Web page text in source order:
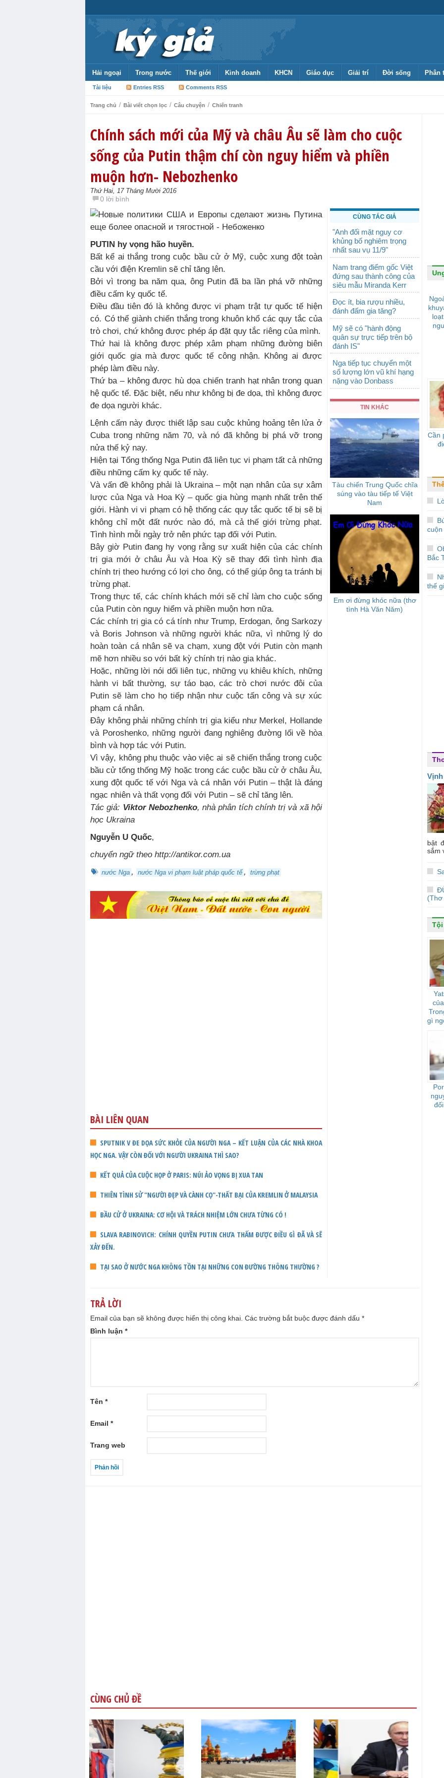
Hải ngoại Trong nước Thế giới Kinh doanh KHCN Giáo dục Giải trí Đời sống Phân
Tài liệu Entries RSS Comments RSS
Trang chủ / Bài viết chọn lọc / Câu chuyện / Chiến tranh
Chính sách mới của Mỹ và châu Âu sẽ làm cho cuộc
sống của Putin thậm chí còn nguy hiểm và phiền
muộn hơn- Nebozhenko
Thứ Hai, 17 Tháng Mười 2016
0 lời bình
PUTIN hy vọng hão huyền.
Bất kể ai thắng trong cuộc bầu cử ở Mỹ, cuộc xung đột toàn
cầu với điện Kremlin sẽ chỉ tăng lên.
Bởi vì trong ba năm qua, ông Putin đã ba lần phá vỡ những
điều cấm kỵ quốc tế.
Điều đầu tiên đó là không được vi phạm trật tự quốc tế hiện
có. Có thể giành chiến thắng trong khuôn khổ các quy tắc của
trò chơi, chứ không được phép áp đặt quy tắc riêng của mình.
Thứ hai là không được phép xâm phạm những đường biên
giới quốc gia mà được quốc tế công nhận. Không ai được
phép làm điều này.
Thứ ba – không được hù dọa chiến tranh hạt nhân trong quan
hệ quốc tế. Đặc biệt, nếu như không bị đe dọa, thì không được
đe dọa người khác.
Lệnh cấm này được thiết lập sau cuộc khủng hoảng tên lửa ở
Cuba trong những năm 70, và nó đã không bị phá vỡ trong
nửa thế kỷ nay.
Hiện tại Tổng thống Nga Putin đã liên tục vi phạm tất cả những
điều những cấm kỵ quốc tế này.
Và vấn đề không phải là Ukraina – một nạn nhân của sự xâm
lược của Nga và Hoa Kỳ – quốc gia hùng mạnh nhất trên thế
giới. Hành vi vi phạm có hệ thống các quy tắc quốc tế bị sẽ bị
không chỉ một đất nước nào đó, mà cả thế giới trừng phạt.
Tình hình mỗi ngày trở nên phức tạp đối với Putin.
Bây giờ Putin đang hy vọng rằng sự xuất hiện của các chính
trị gia mới ở châu Âu và Hoa Kỳ sẽ thay đổi tình hình địa
chính trị theo hướng có lợi cho ông, có thể giúp ông ta tránh bị
trừng phạt.
Trong thực tế, các chính khách mới sẽ chỉ làm cho cuộc sống
của Putin còn nguy hiểm và phiền muộn hơn nữa.
Các chính trị gia có cá tính như Trump, Erdogan, ông Sarkozy
và Boris Johnson và những người khác nữa, vì những lý do
hoàn toàn cá nhân sẽ va chạm, xung đột với Putin còn mạnh
mẽ hơn nhiều so với bất kỳ chính trị nào gia khác.
Hoặc, những lời nói dối liên tục, những vụ khiêu khích, những
hành vi bất thường, sự táo bạo, các trò chơi nước đôi của
Putin sẽ làm cho họ tiếp nhận như cuộc tấn công và sự xúc
phạm cá nhân.
Đây không phải những chính trị gia kiểu như Merkel, Hollande
và Poroshenko, những người đang nghiêng đường lối về hòa
bình và hợp tác với Putin.
Vì vậy, không phụ thuộc vào việc ai sẽ chiến thắng trong cuộc
bầu cử tổng thống Mỹ hoặc trong các cuộc bầu cử ở châu Âu,
xung đột quốc tế với Nga và cá nhân với Putin – thật là đáng
ngạc nhiên và thất vọng đối với Putin – sẽ chỉ tăng lên.
Tác giả: Viktor Nebozhenko, nhà phân tích chính trị và xã hội
học Ukraina
Nguyễn U Quốc,
chuyển ngữ theo http://antikor.com.ua
nước Nga , nước Nga vi phạm luật pháp quốc tế , trừng phạt
BÀI LIÊN QUAN
SPUTNIK V ĐE DỌA SỨC KHỎE CỦA NGƯỜI NGA – KẾT LUẬN CỦA CÁC NHÀ KHOA
HỌC NGA. VẬY CÒN ĐỐI VỚI NGƯỜI UKRAINA THÌ SAO?
KẾT QUẢ CỦA CUỘC HỌP Ở PARIS: NÚI ẢO VỌNG BỊ XUA TAN
THIÊN TÌNH SỬ "NGƯỜI ĐẸP VÀ CÀNH CỌ"-THẤT BẠI CỦA KREMLIN Ở MALAYSIA
BẦU CỬ Ở UKRAINA: CƠ HỘI VÀ TRÁCH NHIỆM LỚN CHƯA TỪNG CÓ !
SLAVA RABINOVICH: CHÍNH QUYỀN PUTIN CHƯA THẤM ĐƯỢC ĐIỀU GÌ ĐÃ VÀ SẼ
XẢY ĐẾN.
TẠI SAO Ở NƯỚC NGA KHÔNG TỒN TẠI NHỮNG CON ĐƯỜNG THÔNG THƯỜNG ?
CÙNG TÁC GIẢ
"Anh đối mặt nguy cơ
khủng bố nghiêm trọng
nhất sau vụ 11/9"
Nam trang điểm gốc Việt
đứng sau thành công của
siêu mẫu Miranda Kerr
Đọc ít, bia rượu nhiều,
đánh đấm gia tăng?
Mỹ sẽ có "hành động
quân sự trực tiếp trên bộ
đánh IS"
Nga tiếp tục chuyển một
số lượng lớn vũ khí hạng
nặng vào Donbass
TIN KHÁC
Tàu chiến Trung Quốc chĩa
súng vào tàu tiếp tế Việt
Nam
Em ơi đừng khóc nữa (thơ
tình Hà Văn Năm)
TRẢ LỜI
Email của bạn sẽ không được hiển thị công khai. Các trường bắt buộc được đánh dấu *
Bình luận *
Tên *
Email *
Trang web
CÙNG CHỦ ĐỀ
Cần
cuộn
Bắc
thế
bật
sắm
(Thơ
Tội
gì